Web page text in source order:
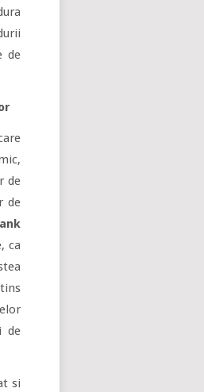
de
de
de
ca
de
si